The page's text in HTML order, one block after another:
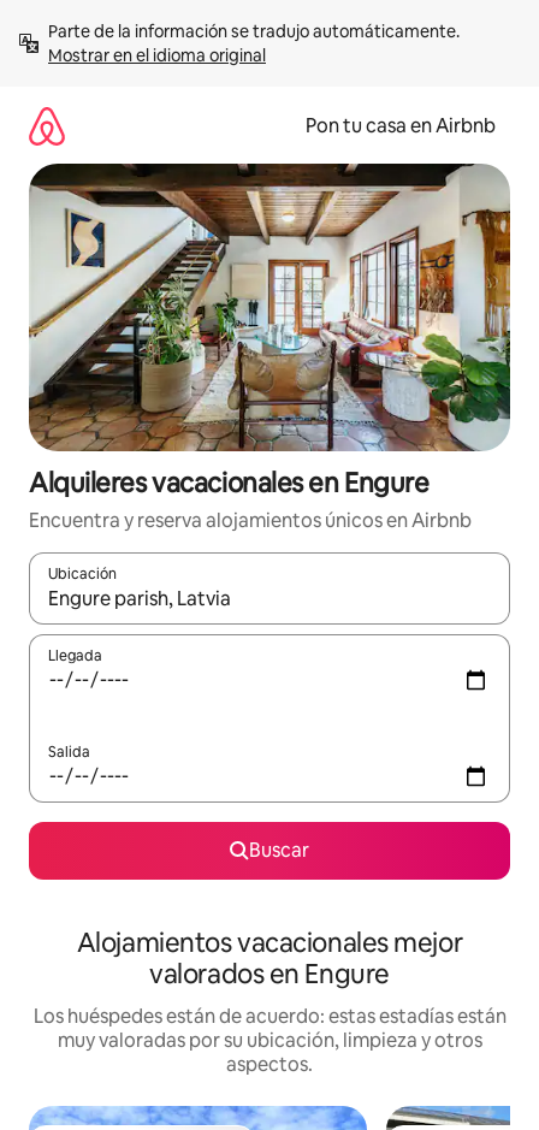
contenidoMostrar en el idioma original
Pon tu casa en Airbnb
Alquileres vacacionales en Engure
Encuentra y reserva alojamientos únicos en Airbnb
Ubicación
Cuando los resultados estén disponibles, navega con las
Llegada
Salida
Buscar
Alojamientos vacacionales mejor
valorados en Engure
Los huéspedes están de acuerdo: estas estadías están
muy valoradas por su ubicación, limpieza y otros
aspectos.